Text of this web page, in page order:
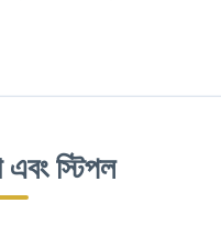
এবং স্টিপল